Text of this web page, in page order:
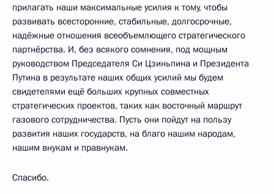
прилагать наши максимальные усилия к тому, чтобы
развивать всесторонние, стабильные, долгосрочные,
надёжные отношения всеобъемлющего стратегического
партнёрства. И, без всякого сомнения, под мощным
руководством Председателя Си Цзиньпина и Президента
Путина в результате наших общих усилий мы будем
свидетелями ещё больших крупных совместных
стратегических проектов, таких как восточный маршрут
газового сотрудничества. Пусть они пойдут на пользу
развития наших государств, на благо нашим народам,
нашим внукам и правнукам.
Спасибо.